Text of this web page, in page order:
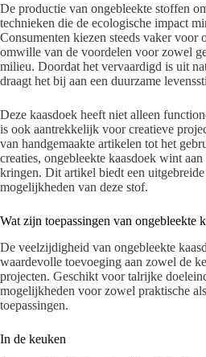
De productie van ongebleekte stoffen
technieken die de ecologische impact
Consumenten kiezen steeds vaker voor
omwille van de voordelen voor zowel
milieu. Doordat het vervaardigd is uit
draagt het bij aan een duurzame
Deze kaasdoek heeft niet alleen
is ook aantrekkelijk voor creatieve
van handgemaakte artikelen tot het
creaties, ongebleekte kaasdoek wint
kringen. Dit artikel biedt een
mogelijkheden van deze stof.
Wat zijn toepassingen van ongebleekte
De veelzijdigheid van ongebleekte
waardevolle toevoeging aan zowel de
projecten. Geschikt voor talrijke
mogelijkheden voor zowel praktische
toepassingen.
In de keuken